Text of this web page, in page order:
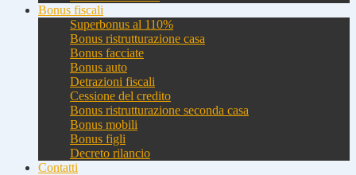
Bonus fiscali
Superbonus al 110%
Bonus ristrutturazione casa
Bonus facciate
Bonus auto
Detrazioni fiscali
Cessione del credito
Bonus ristrutturazione seconda casa
Bonus mobili
Bonus figli
Decreto rilancio
Contatti